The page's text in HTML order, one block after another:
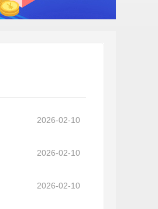
2026-02-10
2026-02-10
2026-02-10